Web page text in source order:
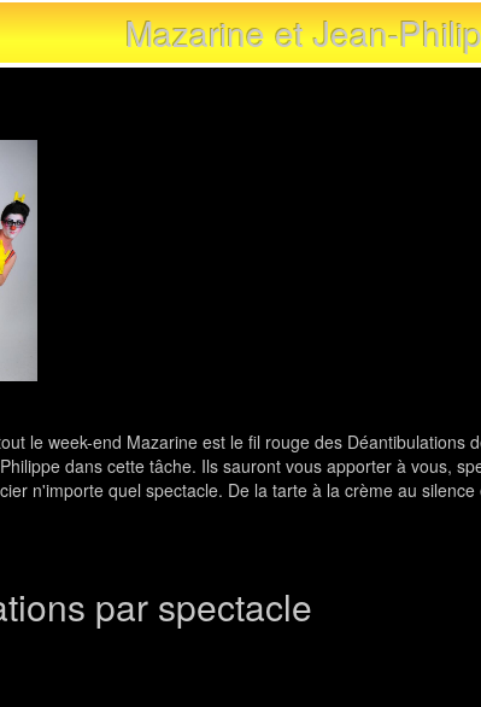
Mazarine et Jean-
le week-end Mazarine est le fil rouge des Déantibulations
dans cette tâche. Ils sauront vous apporter à vous,
n'importe quel spectacle. De la tarte à la crème au
par spectacle